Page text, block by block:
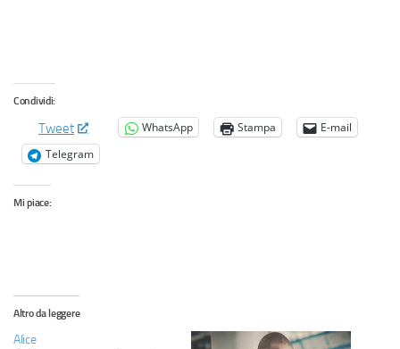
Condividi:
Tweet WhatsApp Stampa
E-mail
Telegram
Mi piace:
Altro da leggere
Alice